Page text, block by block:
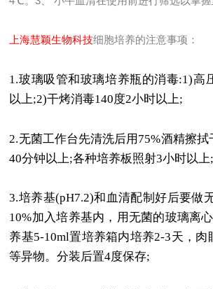
上海慧颖生物科技细胞培养的注意事项：
1.玻璃吸管和玻璃培养瓶的消毒:1)高
以上;2)干烤消毒140度2小时以上;
2.无菌工作台先清洗后用 75%酒精擦拭
40分钟以上;各种培养板照射3小时以上;
3.培养基(pH7.2)和血清配制好后要做
10%加入培养基内，用无菌的玻璃离
养基5-10ml置培养箱内培养2-3天，肉
等异物。分装后置4度保存;